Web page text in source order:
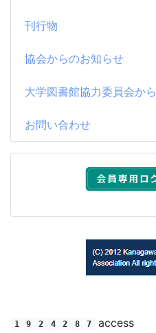
刊行物
協会からのお知らせ
大学図書館協力委員会から
お問い合わせ
1 9 2 4 2 8 7
access